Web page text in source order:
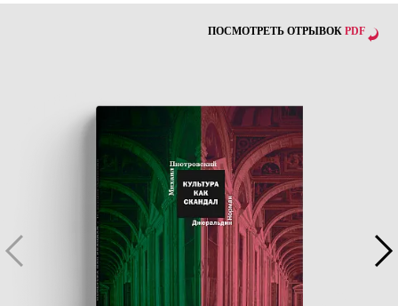
Культура как скандал. Из истории Эрмитажа (с автографом)
ПОСМОТРЕТЬ ОТРЫВОК PDF